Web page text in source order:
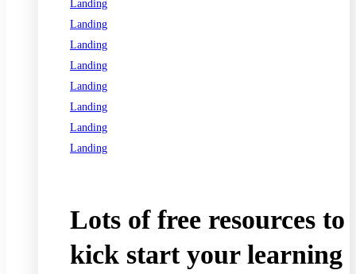
Landing
Landing
Landing
Landing
Landing
Landing
Landing
Landing
Lots of free resources to
kick start your learning